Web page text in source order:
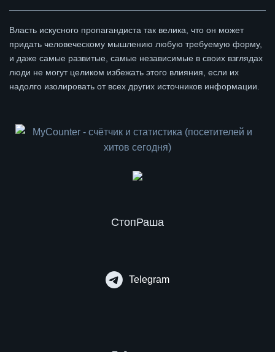
Власть искусного пропагандиста так велика, что он может
придать человеческому мышлению любую требуемую форму,
и даже самые развитые, самые независимые в своих взглядах
люди не могут целиком избежать этого влияния, если их
надолго изолировать от всех других источников информации.
СтопРаша
Telegram